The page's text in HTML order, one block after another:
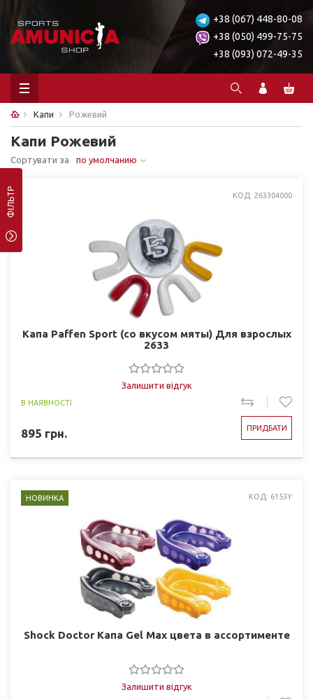
+38 (067) 448-80-08
+38 (050) 499-75-75
+38 (093) 072-49-35
Капи Рожевий
Капи Рожевий
Сортувати за по умолчанию
ФІЛЬТР КОД: 263304000
Капа Paffen Sport (со вкусом мяты) Для взрослых
2633
Залишити відгук
В НАЯВНОСТІ
895 грн. ПРИДБАТИ
НОВИНКА КОД: 6153Y
Shock Doctor Капа Gel Max цвета в ассортименте
Залишити відгук